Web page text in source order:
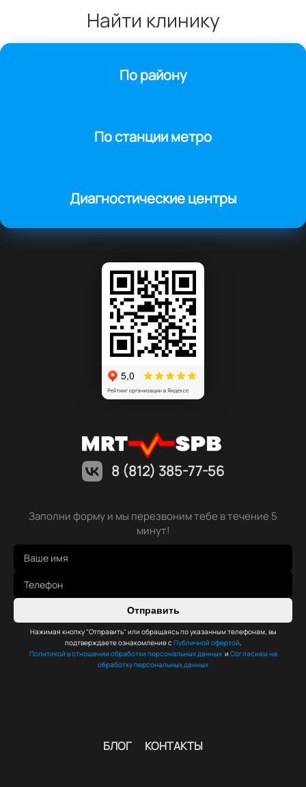
Найти клинику
По району
По станции метро
Диагностические центры
8 (812) 385-77-56
Заполни форму и мы перезвоним тебе в течение 5
минут!
Отправить
Нажимая кнопку "Отправить" или обращаясь по указанным телефонам, вы
подтверждаете ознакомление с Публичной офертой,
Политикой в отношении обработки персональных данных и Согласием на
обработку персональных данных
БЛОГ КОНТАКТЫ